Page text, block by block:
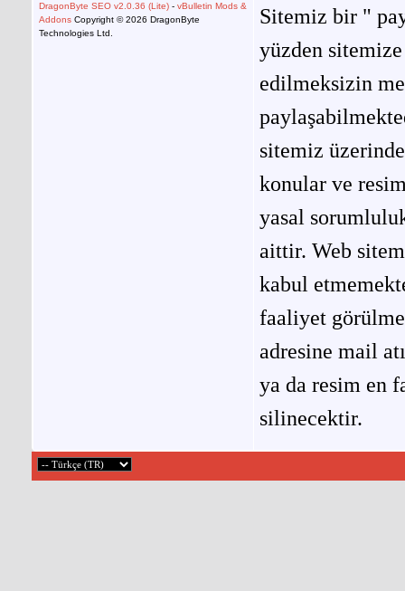
DragonByte SEO v2.0.36 (Lite) - vBulletin Mods &
Addons Copyright © 2026 DragonByte
Technologies Ltd.
Sitemiz bir "
yüzden
edilmeksizin
sitemiz
konular ve
yasal
aittir. Web
kabul
faaliyet
adresine mail
ya da resim en
silinecektir.